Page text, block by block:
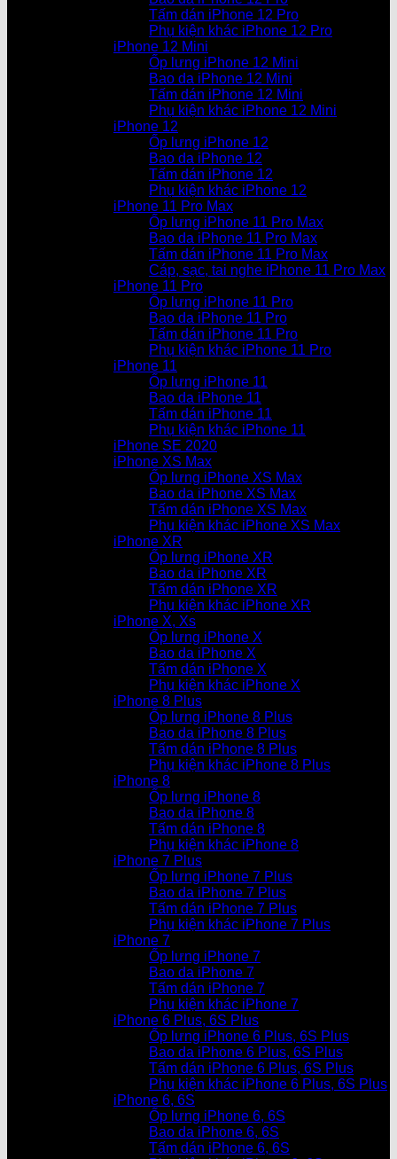
Tấm dán iPhone 12 Pro
Phụ kiện khác iPhone 12 Pro
iPhone 12 Mini
Ốp lưng iPhone 12 Mini
Bao da iPhone 12 Mini
Tấm dán iPhone 12 Mini
Phụ kiện khác iPhone 12 Mini
iPhone 12
Ốp lưng iPhone 12
Bao da iPhone 12
Tấm dán iPhone 12
Phụ kiện khác iPhone 12
iPhone 11 Pro Max
Ốp lưng iPhone 11 Pro Max
Bao da iPhone 11 Pro Max
Tấm dán iPhone 11 Pro Max
Cáp, sạc, tai nghe iPhone 11 Pro Max
iPhone 11 Pro
Ốp lưng iPhone 11 Pro
Bao da iPhone 11 Pro
Tấm dán iPhone 11 Pro
Phụ kiện khác iPhone 11 Pro
iPhone 11
Ốp lưng iPhone 11
Bao da iPhone 11
Tấm dán iPhone 11
Phụ kiện khác iPhone 11
iPhone SE 2020
iPhone XS Max
Ốp lưng iPhone XS Max
Bao da iPhone XS Max
Tấm dán iPhone XS Max
Phụ kiện khác iPhone XS Max
iPhone XR
Ốp lưng iPhone XR
Bao da iPhone XR
Tấm dán iPhone XR
Phụ kiện khác iPhone XR
iPhone X, Xs
Ốp lưng iPhone X
Bao da iPhone X
Tấm dán iPhone X
Phụ kiện khác iPhone X
iPhone 8 Plus
Ốp lưng iPhone 8 Plus
Bao da iPhone 8 Plus
Tấm dán iPhone 8 Plus
Phụ kiện khác iPhone 8 Plus
iPhone 8
Ốp lưng iPhone 8
Bao da iPhone 8
Tấm dán iPhone 8
Phụ kiện khác iPhone 8
iPhone 7 Plus
Ốp lưng iPhone 7 Plus
Bao da iPhone 7 Plus
Tấm dán iPhone 7 Plus
Phụ kiện khác iPhone 7 Plus
iPhone 7
Ốp lưng iPhone 7
Bao da iPhone 7
Tấm dán iPhone 7
Phụ kiện khác iPhone 7
iPhone 6 Plus, 6S Plus
Ốp lưng iPhone 6 Plus, 6S Plus
Bao da iPhone 6 Plus, 6S Plus
Tấm dán iPhone 6 Plus, 6S Plus
Phụ kiện khác iPhone 6 Plus, 6S Plus
iPhone 6, 6S
Ốp lưng iPhone 6, 6S
Bao da iPhone 6, 6S
Tấm dán iPhone 6, 6S